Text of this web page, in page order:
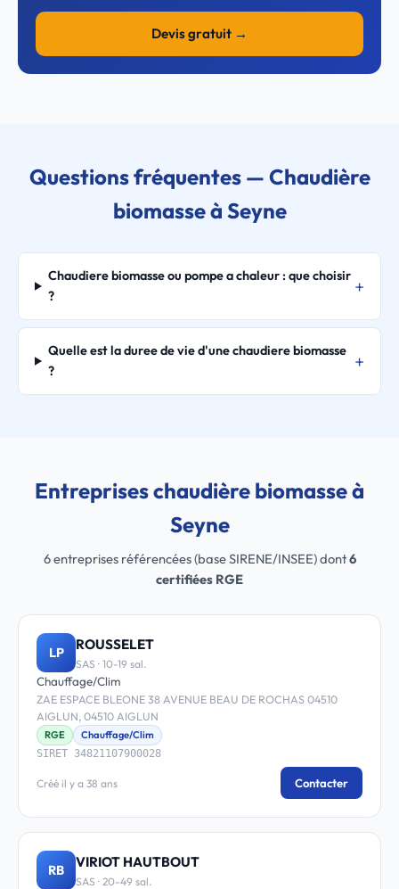
Devis gratuit →
Questions fréquentes — Chaudière
biomasse à Seyne
Chaudiere biomasse ou pompe a chaleur : que choisir
?
Quelle est la duree de vie d'une chaudiere biomasse
?
Entreprises chaudière biomasse à
Seyne
6 entreprises référencées (base SIRENE/INSEE) dont6
certifiées RGE
LP ROUSSELET
SAS · 10-19 sal.
Chauffage/Clim
ZAE ESPACE BLEONE 38 AVENUE BEAU DE ROCHAS 04510
AIGLUN, 04510 AIGLUN
RGE
Chauffage/Clim
SIRET 34821107900028
Créé il y a 38 ans Contacter
RB VIRIOT HAUTBOUT
SAS · 20-49 sal.